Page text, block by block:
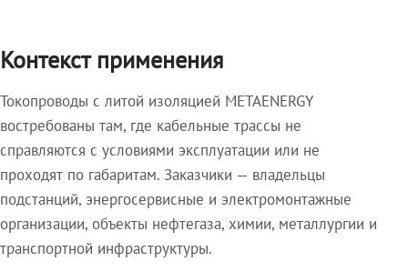
Контекст применения
Токопроводы с литой изоляцией METAENERGY
востребованы там, где кабельные трассы не
справляются с условиями эксплуатации или не
проходят по габаритам. Заказчики — владельцы
подстанций, энергосервисные и электромонтажные
организации, объекты нефтегаза, химии, металлургии и
транспортной инфраструктуры.